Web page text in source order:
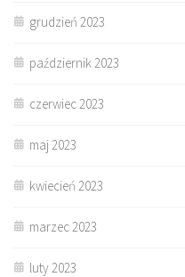
grudzień 2023
październik 2023
czerwiec 2023
maj 2023
kwiecień 2023
marzec 2023
luty 2023